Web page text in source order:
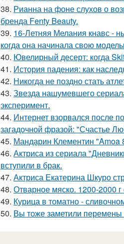
38. Рианна на фоне слухов о
бренда Fenty Beauty.
39. 16-Летняя Мелания кнавс -
когда она начинала свою
40. Ювелирный десерт: когда
41. История падения: как
42. Никогда не поздно стать
43. Звезда нашумевшего
эксперимент.
44. Интернет взорвался после
загадочной фразой: "Счастье
45. Мандарин Клементин "Amoa
46. Актриса из сериала
вступили в брак.
47. Актриса Екатерина Шкуро
48. Отварное мяско. 1200-2000
49. Курица в томатно -
50. Вы тоже заметили перемены